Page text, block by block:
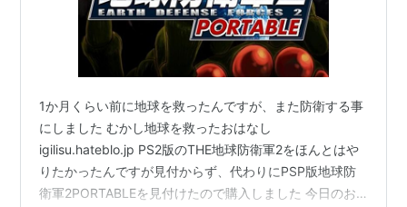
1か月くらい前に地球を救ったんですが、また防衛する事
にしました むかし地球を救ったおはなし
igilisu.hateblo.jp PS2版のTHE地球防衛軍2をほんとはや
りたかったんですが見付からず、代わりにPSP版地球防
衛軍2PORTABLEを見付けたので購入しました 今日のお